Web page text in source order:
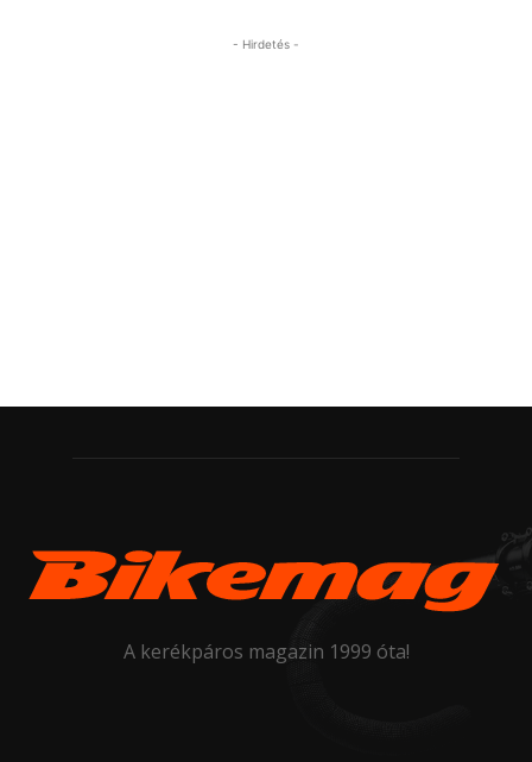
- Hirdetés -
A kerékpáros magazin 1999 óta!